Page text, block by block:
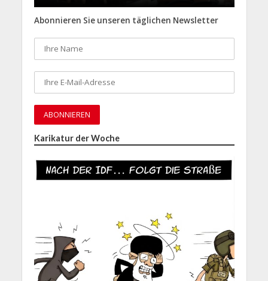
Abonnieren Sie unseren täglichen Newsletter
Karikatur der Woche